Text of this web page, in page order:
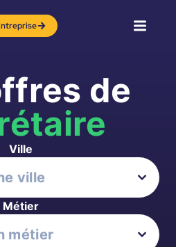
de
Ville
Métier